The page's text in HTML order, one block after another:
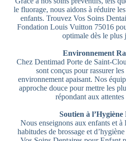
le fluorage, nous aidons à réduire
enfants. Trouvez Vos Soins
Fondation Louis Vuitton 75016
optimale dès le plus
Environnement
Chez Dentimad Porte de Saint-
sont conçus pour rassurer
environnement apaisant. Nos
approche douce pour mettre les
répondant aux attentes
Soutien à
Nous enseignons aux enfants et à
habitudes de brossage et